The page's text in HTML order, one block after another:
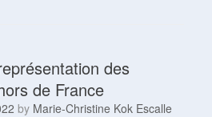
des
de France
by Marie-Christine Kok Escalle